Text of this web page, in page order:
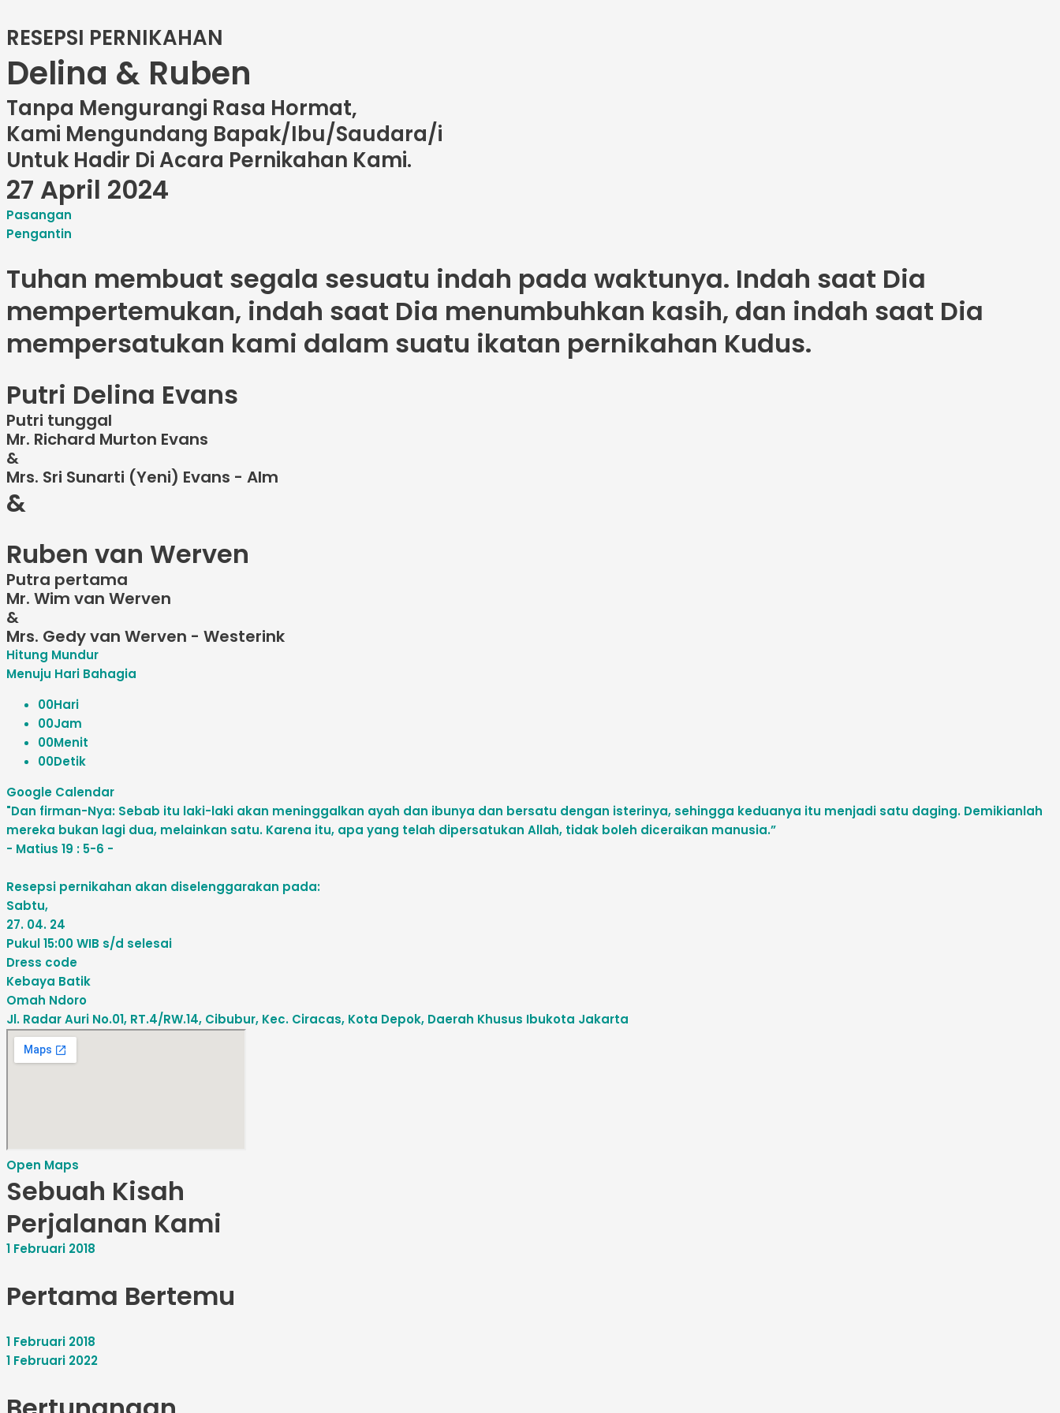
RESEPSI PERNIKAHAN
Delina & Ruben
Tanpa Mengurangi Rasa Hormat,
Kami Mengundang Bapak/Ibu/Saudara/i
Untuk Hadir Di Acara Pernikahan Kami.
27 April 2024
Pasangan
Pengantin
Tuhan membuat segala sesuatu indah pada waktunya. Indah saat Dia
mempertemukan, indah saat Dia menumbuhkan kasih, dan indah saat Dia
mempersatukan kami dalam suatu ikatan pernikahan Kudus.
Putri Delina Evans
Putri tunggal
Mr. Richard Murton Evans
&
Mrs. Sri Sunarti (Yeni) Evans - Alm
&
Ruben van Werven
Putra pertama
Mr. Wim van Werven
&
Mrs. Gedy van Werven - Westerink
Hitung Mundur
Menuju Hari Bahagia
00Hari
00Jam
00Menit
00Detik
Google Calendar
"Dan firman-Nya: Sebab itu laki-laki akan meninggalkan ayah dan ibunya dan bersatu dengan isterinya, sehingga keduanya itu menjadi satu daging. Demikianlah
mereka bukan lagi dua, melainkan satu. Karena itu, apa yang telah dipersatukan Allah, tidak boleh diceraikan manusia.”
- Matius 19 : 5-6 -
Resepsi pernikahan akan diselenggarakan pada:
Sabtu,
27. 04. 24
Pukul 15:00 WIB s/d selesai
Dress code
Kebaya Batik
Omah Ndoro
Jl. Radar Auri No.01, RT.4/RW.14, Cibubur, Kec. Ciracas, Kota Depok, Daerah Khusus Ibukota Jakarta
Open Maps
Sebuah Kisah
Perjalanan Kami
1 Februari 2018
Pertama Bertemu
1 Februari 2018
1 Februari 2022